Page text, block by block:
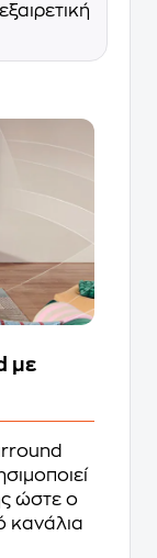
με
ώστε ο
κανάλια